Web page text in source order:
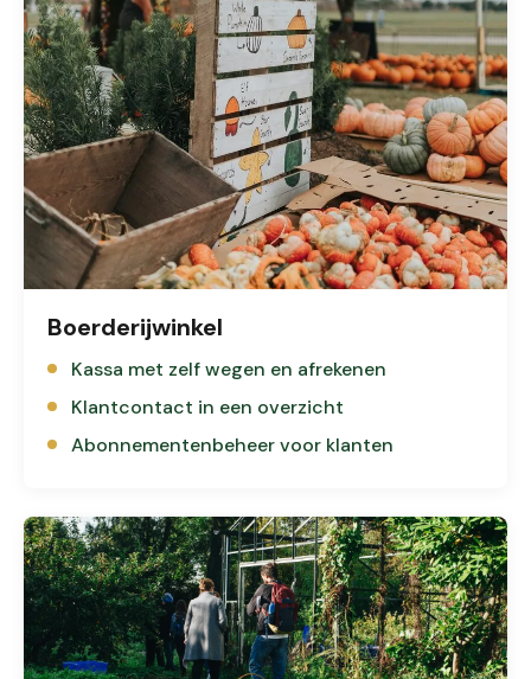
Boerderijwinkel
Kassa met zelf wegen en afrekenen
Klantcontact in een overzicht
Abonnementenbeheer voor klanten